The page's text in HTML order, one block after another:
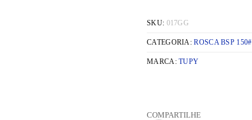
SKU: 017GG
CATEGORIA:ROSCA BSP 150#
MARCA:TUPY
COMPARTILHE